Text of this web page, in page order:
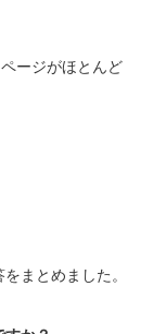
ージがほとんど
まとめました。